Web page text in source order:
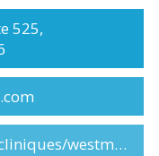
525,
https://piedreseau.com/cliniques/westmount/